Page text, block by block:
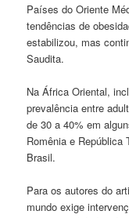
Países do Oriente
tendências de
estabilizou, mas
Saudita.
Na África Oriental,
prevalência entre
de 30 a 40% em
Romênia e
Brasil.
Para os autores do
mundo exige